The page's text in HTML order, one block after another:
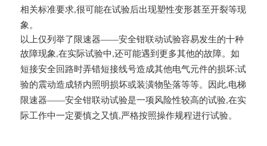
相关标准要求,很可能在试验后出现塑性变形甚至开裂等现
象。
以上仅列举了限速器——安全钳联动试验容易发生的十种
故障现象 ,在实际试验中 ,还可能遇到更多其他的故障。如
短接安全回路时弄错短接线号造成其他电气元件的损坏;试
验的震动造成轿内照明损坏或装潢物坠落等等。因此,电梯
限速器——安全钳联动试验是一项风险性较高的试验,在实
际工作中一定要慎之又慎,严格按照操作规程进行试验。